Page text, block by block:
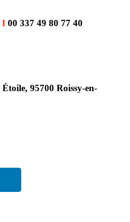
I 00 337 49 80 77 40
95700 Roissy-en-